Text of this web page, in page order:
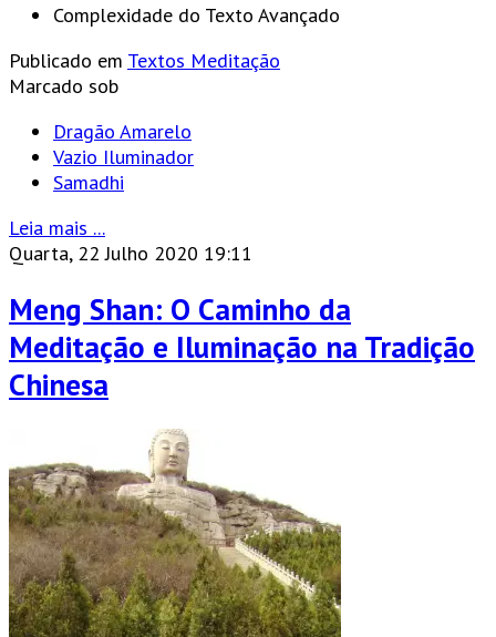
Complexidade do Texto Avançado
Publicado em Textos Meditação
Marcado sob
Dragão Amarelo
Vazio Iluminador
Samadhi
Leia mais ...
Quarta, 22 Julho 2020 19:11
Meng Shan: O Caminho da
Meditação e Iluminação na Tradição
Chinesa